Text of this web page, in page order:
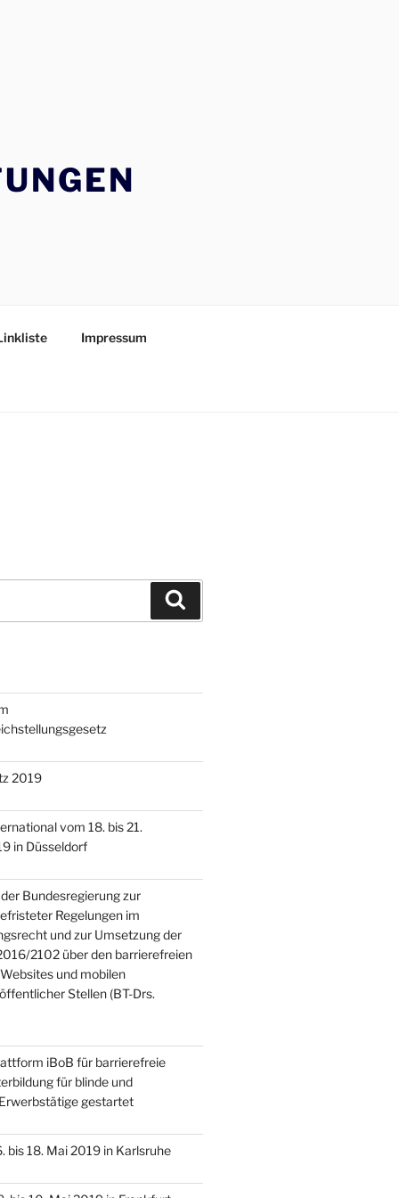
Impressum
2019
vom 18. bis 21.
in Düsseldorf
Bundesregierung zur
Regelungen im
und zur Umsetzung der
2102 über den barrierefreien
und mobilen
Stellen (BT-Drs.
iBoB für barrierefreie
für blinde und
gestartet
bis 18. Mai 2019 in Karlsruhe